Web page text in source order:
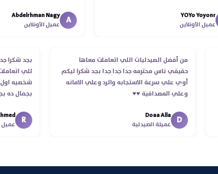
YOYo
الأونلاين
انتهاء موعد عمله ..فضل
استلمت ..شكرا جزيلا ليكم
A
Abdelrhman Nagy
عميل الأونلاين
من أفضل الصيدليات اللي اتعاملت معاها
حقيقي ناس محترمه جدا جدا جدا بجد شكرا ليكم
أوي علي سرعة الاستجابه والرد وعلي الامانه
وعلي المصداقية ♥️♥️‏
D
Doaa Alla
عميلة الصيدلية
بجد
للي
شخصيه
بجمال
R